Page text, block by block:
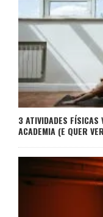
3 ATIVIDADES FÍSICAS
ACADEMIA (E QUER